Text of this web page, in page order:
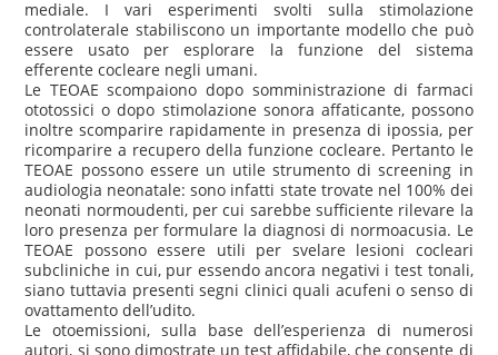
mediale. I vari esperimenti svolti sulla stimolazione
controlaterale stabiliscono un importante modello che può
essere usato per esplorare la funzione del sistema
efferente cocleare negli umani.
Le TEOAE scompaiono dopo somministrazione di farmaci
ototossici o dopo stimolazione sonora affaticante, possono
inoltre scomparire rapidamente in presenza di ipossia, per
ricomparire a recupero della funzione cocleare. Pertanto le
TEOAE possono essere un utile strumento di screening in
audiologia neonatale: sono infatti state trovate nel 100% dei
neonati normoudenti, per cui sarebbe sufficiente rilevare la
loro presenza per formulare la diagnosi di normoacusia. Le
TEOAE possono essere utili per svelare lesioni cocleari
subcliniche in cui, pur essendo ancora negativi i test tonali,
siano tuttavia presenti segni clinici quali acufeni o senso di
ovattamento dell’udito.
Le otoemissioni, sulla base dell’esperienza di numerosi
autori, si sono dimostrate un test affidabile, che consente di